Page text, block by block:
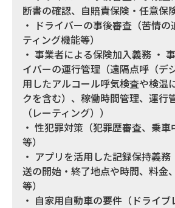
断書の確認、自賠責保険・任意保
・ ドライバーの事後審査（苦情
ティング機能等）
・ 事業者による保険加入義務 ・
イバーの運行管理（遠隔点呼（デ
用したアルコール呼気検査や検温
クを含む）、稼働時間管理、運行
（レーティング））
・ 性犯罪対策（犯罪歴審査、乗
等）
・ アプリを活用した記録保持義
送の開始・終了地点や時間、料金
等）
・ 自家用自動車の要件（ドライブ